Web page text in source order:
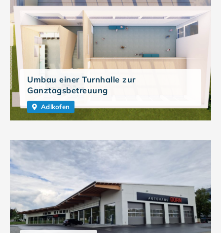
Umbau einer Turnhalle zur
Ganztagsbetreuung
Adlkofen